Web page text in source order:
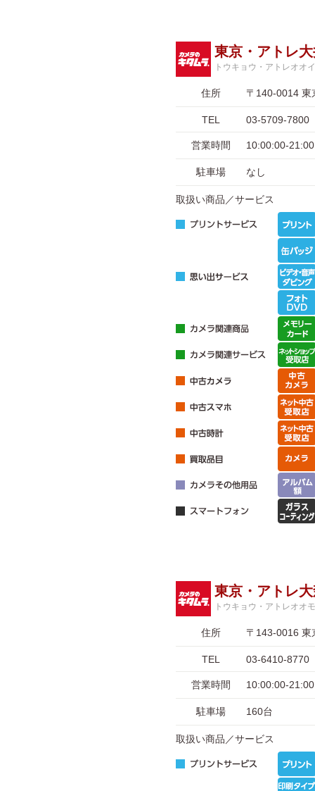
東京・アトレ
トウキョウ・アトレオオ
住所 〒140-0014 東
TEL 03-5709-7800
営業時間 10:00:00-
駐車場 なし
取扱い商品／サービス
東京・アトレ
トウキョウ・アトレオオ
住所 〒143-0016 東
TEL 03-6410-8770
営業時間 10:00:00-
駐車場 160台
取扱い商品／サービス